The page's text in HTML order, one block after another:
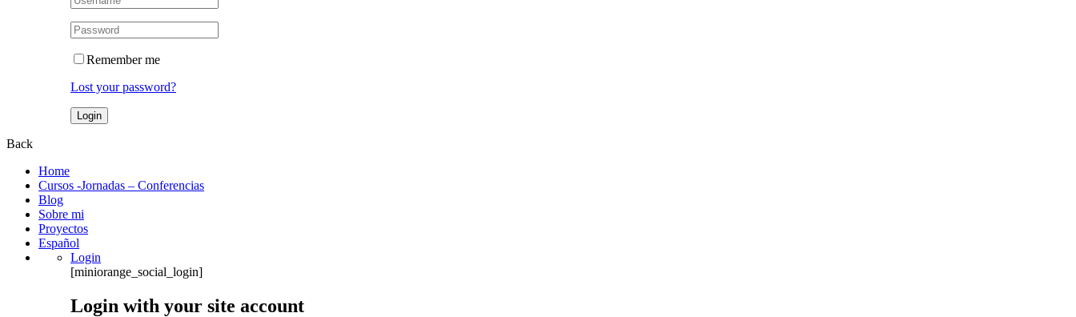
Remember me
Lost your password?
Back
Home
Cursos -Jornadas – Conferencias
Blog
Sobre mi
Proyectos
Español
Login
[miniorange_social_login]
Login with your site account